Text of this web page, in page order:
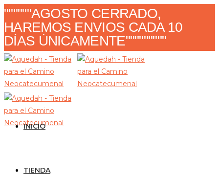
Ir
al
contenido
""""""AGOSTO CERRADO,
HAREMOS ENVIOS CADA 10
DÍAS ÚNICAMENTE"""""""""
INICIO
TIENDA